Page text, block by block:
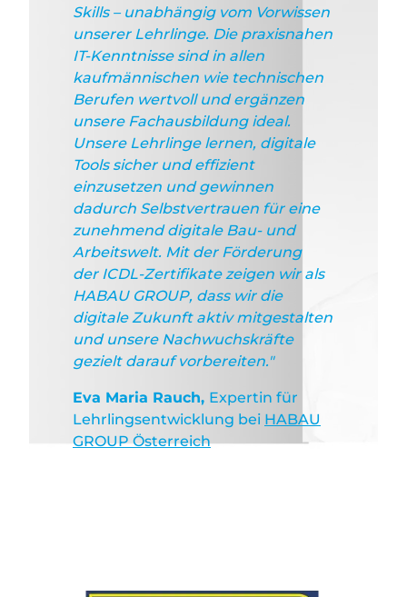
Skills – unabhängig vom Vorwissen
unserer Lehrlinge. Die praxisnahen
IT-Kenntnisse sind in allen
kaufmännischen wie technischen
Berufen wertvoll und ergänzen
unsere Fachausbildung ideal.
Unsere Lehrlinge lernen, digitale
Tools sicher und effizient
einzusetzen und gewinnen
dadurch Selbstvertrauen für eine
zunehmend digitale Bau- und
Arbeitswelt. Mit der Förderung
der ICDL-Zertifikate zeigen wir als
HABAU GROUP, dass wir die
digitale Zukunft aktiv mitgestalten
und unsere Nachwuchskräfte
gezielt darauf vorbereiten."
Eva Maria Rauch, Expertin für
Lehrlingsentwicklung bei HABAU
GROUP Österreich